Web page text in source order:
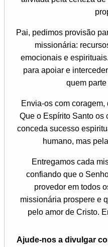
Pai, pedimos provisão
missionária:
emocionais e
para apoiar e
quem parte
Envia-os com
Que o Espírito Santo os
conceda sucesso
humano, mas
Entregamos cada
confiando que o
provedor em todos
missionária prospere e
pelo amor de Cristo.
Ajude-nos a divulgar